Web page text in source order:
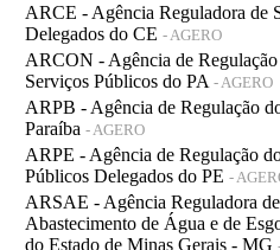
ARCE - Agência Reguladora de
Delegados do CE - AGERO
ARCON - Agência de
Serviços Públicos do PA - AGERO
ARPB - Agência de Regulação
Paraíba - AGERO
ARPE - Agência de Regulação
Públicos Delegados do PE -
ARSAE - Agência Reguladora
Abastecimento de Água e de
do Estado de Minas Gerais - MG